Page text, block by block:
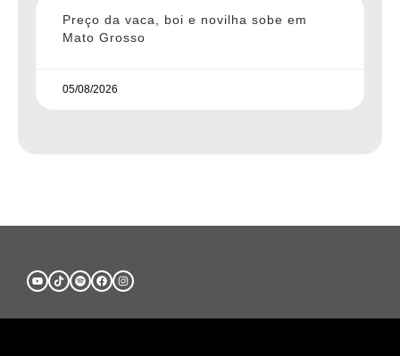
Preço da vaca, boi e novilha sobe em
Mato Grosso
05/08/2026